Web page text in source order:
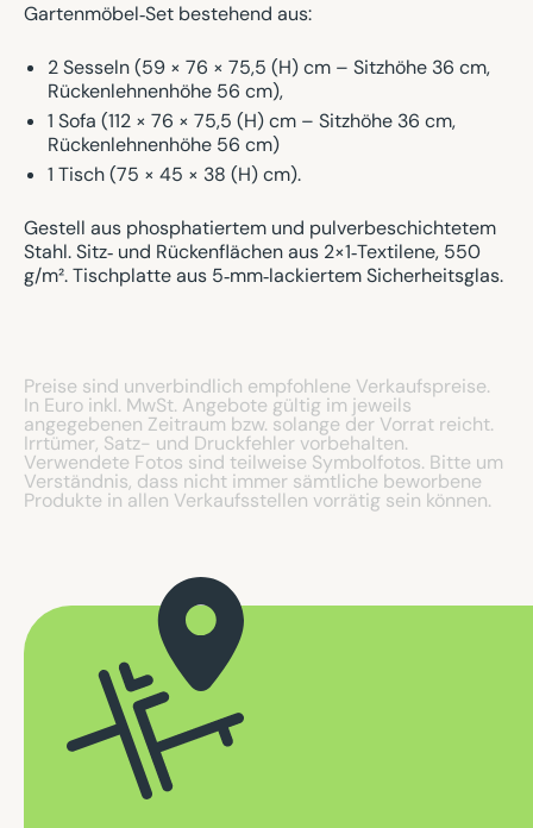
Gartenmöbel‑Set bestehend aus:
2 Sesseln (59 × 76 × 75,5 (H) cm – Sitzhöhe 36 cm,
Rückenlehnenhöhe 56 cm),
1 Sofa (112 × 76 × 75,5 (H) cm – Sitzhöhe 36 cm,
Rückenlehnenhöhe 56 cm)
1 Tisch (75 × 45 × 38 (H) cm).
Gestell aus phosphatiertem und pulverbeschichtetem
Stahl. Sitz‑ und Rückenflächen aus 2×1‑Textilene, 550
g/m². Tischplatte aus 5‑mm‑lackiertem Sicherheitsglas.
Preise sind unverbindlich empfohlene Verkaufspreise.
In Euro inkl. MwSt. Angebote gültig im jeweils
angegebenen Zeitraum bzw. solange der Vorrat reicht.
Irrtümer, Satz- und Druckfehler vorbehalten.
Verwendete Fotos sind teilweise Symbolfotos. Bitte um
Verständnis, dass nicht immer sämtliche beworbene
Produkte in allen Verkaufsstellen vorrätig sein können.